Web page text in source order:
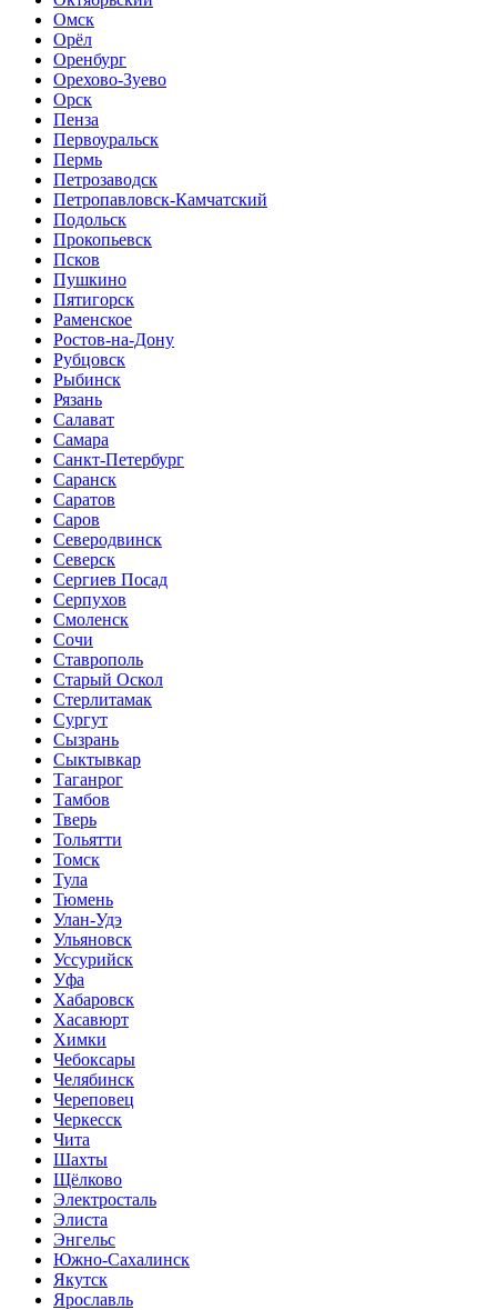
Омск
Орёл
Оренбург
Орехово-Зуево
Орск
Пенза
Первоуральск
Пермь
Петрозаводск
Петропавловск-Камчатский
Подольск
Прокопьевск
Псков
Пушкино
Пятигорск
Раменское
Ростов-на-Дону
Рубцовск
Рыбинск
Рязань
Салават
Самара
Санкт-Петербург
Саранск
Саратов
Саров
Северодвинск
Северск
Сергиев Посад
Серпухов
Смоленск
Сочи
Ставрополь
Старый Оскол
Стерлитамак
Сургут
Сызрань
Сыктывкар
Таганрог
Тамбов
Тверь
Тольятти
Томск
Тула
Тюмень
Улан-Удэ
Ульяновск
Уссурийск
Уфа
Хабаровск
Хасавюрт
Химки
Чебоксары
Челябинск
Череповец
Черкесск
Чита
Шахты
Щёлково
Электросталь
Элиста
Энгельс
Южно-Сахалинск
Якутск
Ярославль